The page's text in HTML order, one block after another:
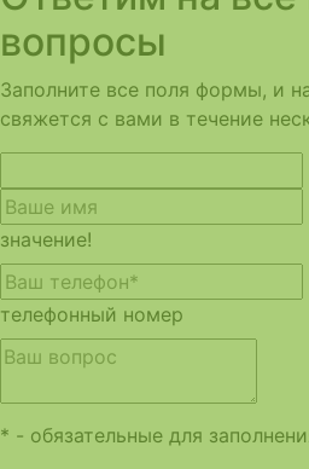
вопросы
Заполните все поля формы, и
свяжется с вами в течение
значение!
телефонный номер
* - обязательные для